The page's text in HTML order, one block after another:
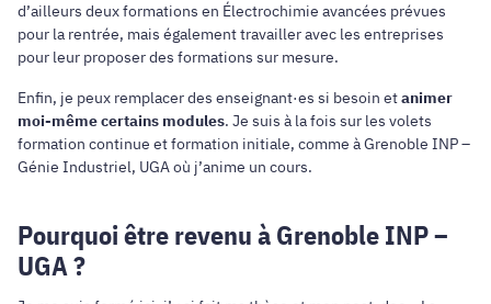
d’ailleurs deux formations en Électrochimie avancées prévues
pour la rentrée, mais également travailler avec les entreprises
pour leur proposer des formations sur mesure.
Enfin, je peux remplacer des enseignant·es si besoin etanimer
moi-même certains modules. Je suis à la fois sur les volets
formation continue et formation initiale, comme à Grenoble INP –
Génie Industriel, UGA où j’anime un cours.
Pourquoi être revenu à Grenoble INP –
UGA ?